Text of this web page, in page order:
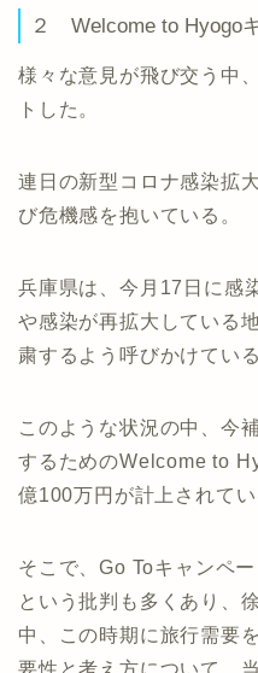
２ Welcome to Hyogo
様々な意見が飛び交う中
トした。
連日の新型コロナ感染拡
び危機感を抱いている。
兵庫県は、今月17日に感
や感染が再拡大している
粛するよう呼びかけている
このような状況の中、今
するためのWelcome to
億100万円が計上されてい
そこで、Go Toキャンペ
という批判も多くあり、
中、この時期に旅行需要
要性と考え方について、